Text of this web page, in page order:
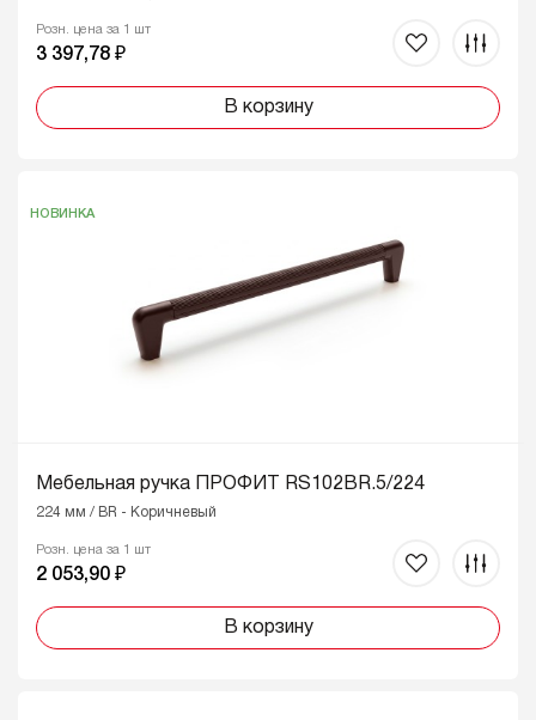
Розн. цена за 1 шт
3 397,78 ₽
В корзину
НОВИНКА
Мебельная ручка ПРОФИТ RS102BR.5/224
224 мм / BR - Коричневый
Розн. цена за 1 шт
2 053,90 ₽
В корзину